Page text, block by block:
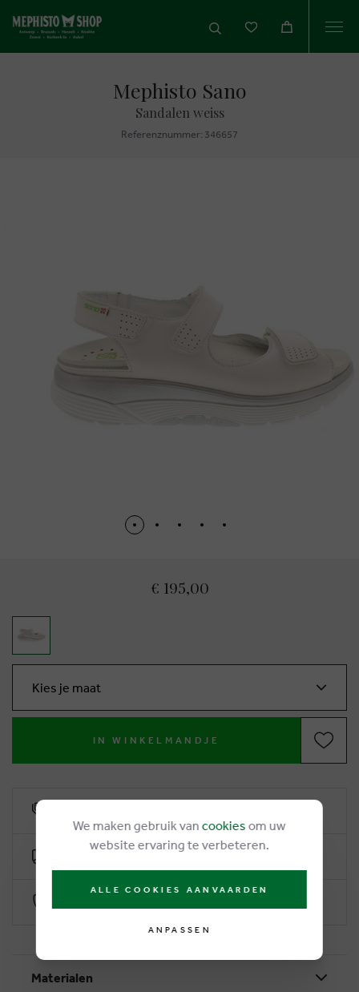
Mephisto Sano
Sandalen weiss
Referenznummer: 346657
€ 195,00
Kies je maat
IN WINKELMANDJE
Kostenlose Lieferung ab €50
Materialen
We maken gebruik van cookies om uw
website ervaring te verbeteren.
ALLE COOKIES AANVAARDEN
ANPASSEN